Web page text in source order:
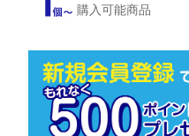
購入可能商品